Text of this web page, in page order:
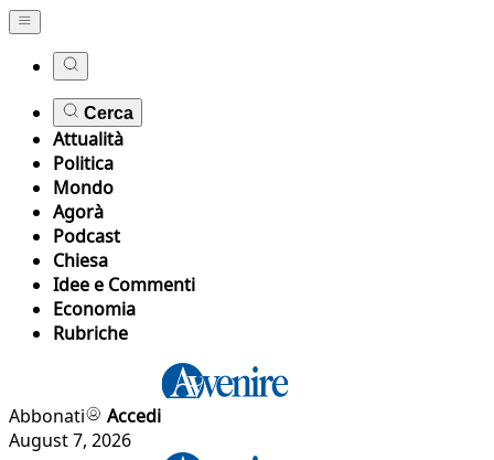
Cerca
Attualità
Politica
Mondo
Agorà
Podcast
Chiesa
Idee e Commenti
Economia
Rubriche
Abbonati
Accedi
August 7, 2026